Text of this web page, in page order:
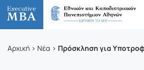
Αρχική Νέα Πρόσκληση για